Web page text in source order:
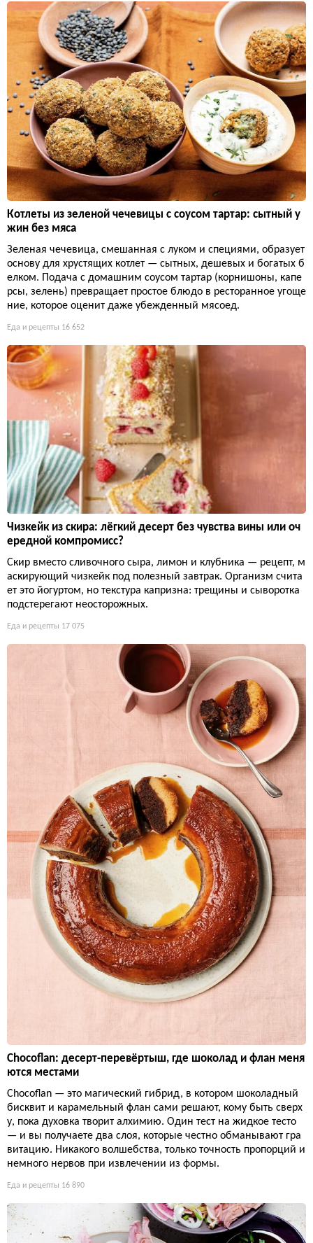
Котлеты из зеленой чечевицы с соусом тартар: сытный у
жин без мяса
Зеленая чечевица, смешанная с луком и специями, образует
основу для хрустящих котлет — сытных, дешевых и богатых б
елком. Подача с домашним соусом тартар (корнишоны, капе
рсы, зелень) превращает простое блюдо в ресторанное угоще
ние, которое оценит даже убежденный мясоед.
Еда и рецепты 16 652
Чизкейк из скира: лёгкий десерт без чувства вины или оч
ередной компромисс?
Скир вместо сливочного сыра, лимон и клубника — рецепт, м
аскирующий чизкейк под полезный завтрак. Организм счита
ет это йогуртом, но текстура капризна: трещины и сыворотка
подстерегают неосторожных.
Еда и рецепты 17 075
Chocoflan: десерт-перевёртыш, где шоколад и флан меня
ются местами
Chocoflan — это магический гибрид, в котором шоколадный
бисквит и карамельный флан сами решают, кому быть сверх
у, пока духовка творит алхимию. Один тест на жидкое тесто
— и вы получаете два слоя, которые честно обманывают гра
витацию. Никакого волшебства, только точность пропорций и
немного нервов при извлечении из формы.
Еда и рецепты 16 890